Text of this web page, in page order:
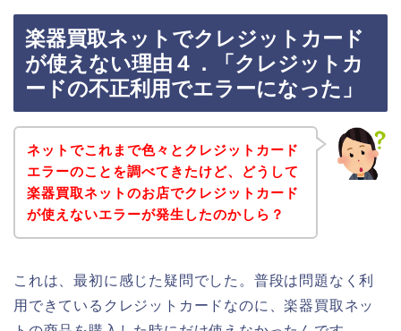
楽器買取ネットでクレジットカード
が使えない理由４．「クレジットカ
ードの不正利用でエラーになった」
ネットでこれまで色々とクレジットカード
エラーのことを調べてきたけど、どうして
楽器買取ネットのお店でクレジットカード
が使えないエラーが発生したのかしら？
これは、最初に感じた疑問でした。普段は問題なく利
用できているクレジットカードなのに、楽器買取ネッ